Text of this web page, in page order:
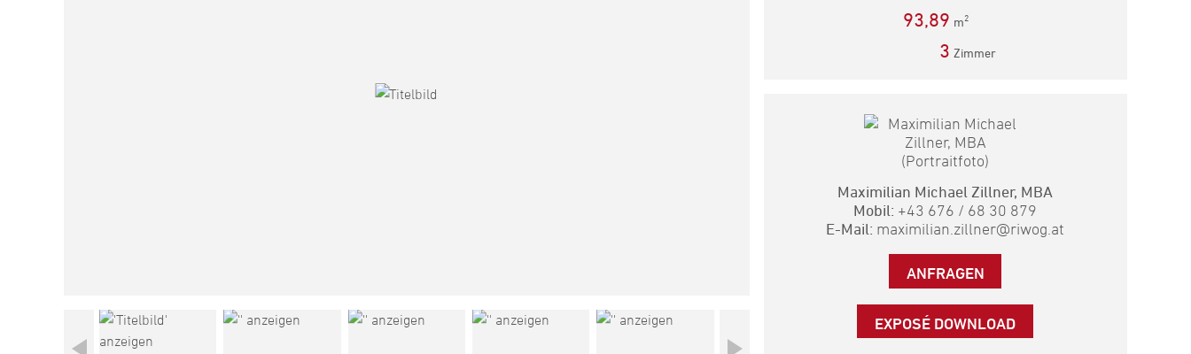
93,89 m2
3 Zimmer
Maximilian Michael Zillner, MBA
Mobil: +43 676 / 68 30 879
E-Mail: maximilian.zillner@riwog.at
ANFRAGEN
EXPOSÉ DOWNLOAD